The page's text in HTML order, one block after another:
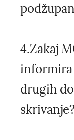
4.Zakaj
informira
drugih